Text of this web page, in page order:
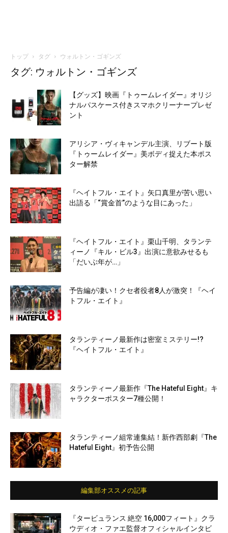
トップ タグ ウォルトン・ゴギンズ
タグ: ウォルトン・ゴギンズ
【グッズ】映画『トゥームレイダー』オリジ
ナルパスケース付きスマホクリーナープレゼ
ント
アリシア・ヴィキャンデル主演、リブート版
『トゥームレイダー』美ボディ捉えた本ポス
ター解禁
『ヘイトフル・エイト』矢口真里が苦い思い
出語る「“賞金首”のような目にあった」
『ヘイトフル・エイト』栗山千明、タランテ
ィーノ『キル・ビル3』出演に意欲みせるも
「だいぶ年が…」
予告編が凄い！クセ者役者8人が激突！『ヘイ
トフル・エイト』
タランティーノ最新作は密室ミステリー!?
『ヘイトフル・エイト』
タランティーノ最新作『The Hateful Eight』キ
ャラクターポスター7種公開！
タランティーノ組常連集結！新作西部劇『The
Hateful Eight』初予告公開
編集部オススメの記事
『タービュランス 絶空 16,000フィート』クラ
ウディオ・ファエ監督オフィシャルインタビ